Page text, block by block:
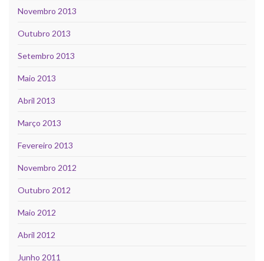
Novembro 2013
Outubro 2013
Setembro 2013
Maio 2013
Abril 2013
Março 2013
Fevereiro 2013
Novembro 2012
Outubro 2012
Maio 2012
Abril 2012
Junho 2011